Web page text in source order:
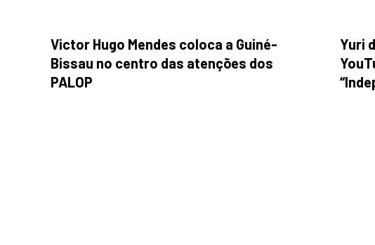
Victor Hugo Mendes coloca a Guiné-
Bissau no centro das atenções dos
PALOP
Yuri